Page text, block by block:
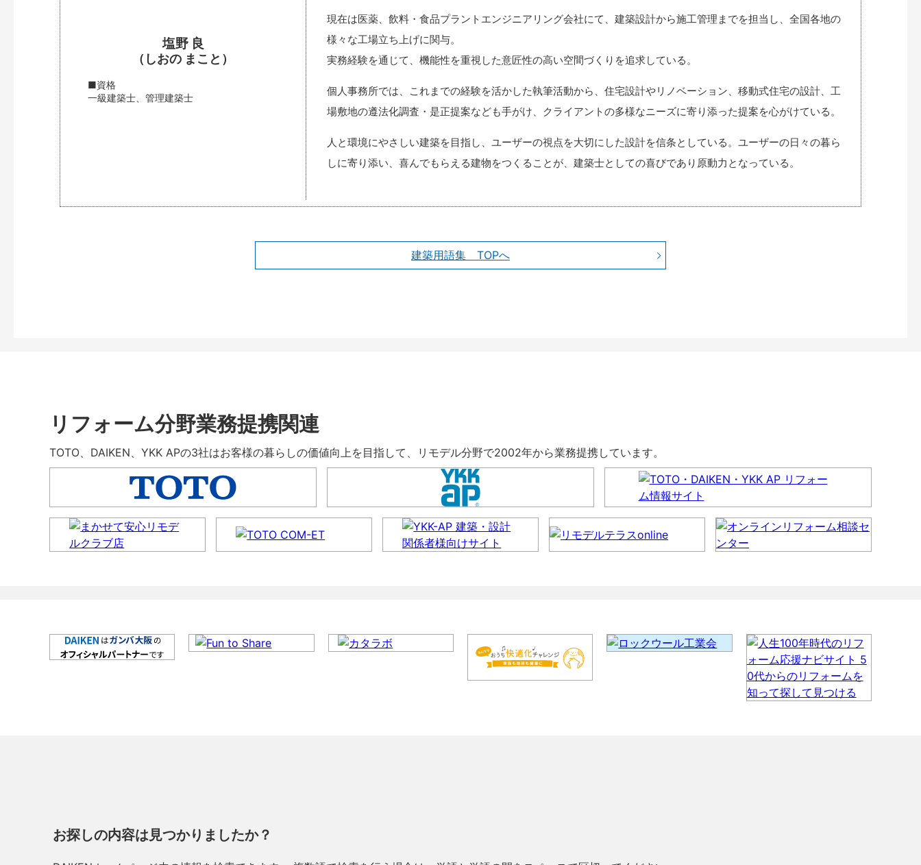
塩野 良
（しおの まこと）
■資格
一級建築士、管理建築士
現在は医薬、飲料・食品プラントエンジニアリング会社にて、建築設計から施工管理までを担当し、全国各地の
様々な工場立ち上げに関与。
実務経験を通じて、機能性を重視した意匠性の高い空間づくりを追求している。
個人事務所では、これまでの経験を活かした執筆活動から、住宅設計やリノベーション、移動式住宅の設計、工
場敷地の遵法化調査・是正提案なども手がけ、クライアントの多様なニーズに寄り添った提案を心がけている。
人と環境にやさしい建築を目指し、ユーザーの視点を大切にした設計を信条としている。ユーザーの日々の暮ら
しに寄り添い、喜んでもらえる建物をつくることが、建築士としての喜びであり原動力となっている。
建築用語集 TOPへ
リフォーム分野業務提携関連
TOTO、DAIKEN、YKK APの3社はお客様の暮らしの価値向上を目指して、リモデル分野で2002年から業務提携しています。
お探しの内容は見つかりましたか？